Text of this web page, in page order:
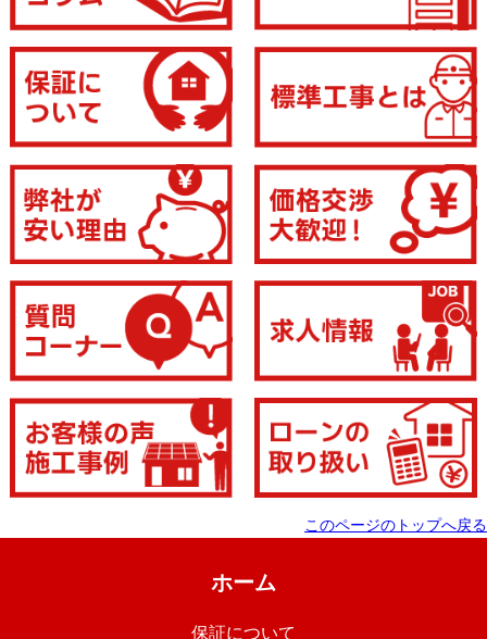
このページのトップへ戻る
ホーム
保証について